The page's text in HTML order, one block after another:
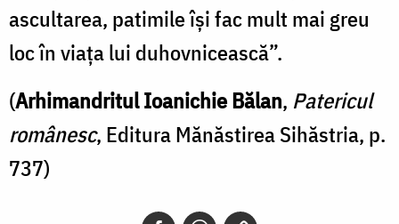
ascultarea, patimile îşi fac mult mai greu
loc în viaţa lui duhovnicească”.
(Arhimandritul Ioanichie Bălan, Patericul
românesc, Editura Mănăstirea Sihăstria, p.
737)